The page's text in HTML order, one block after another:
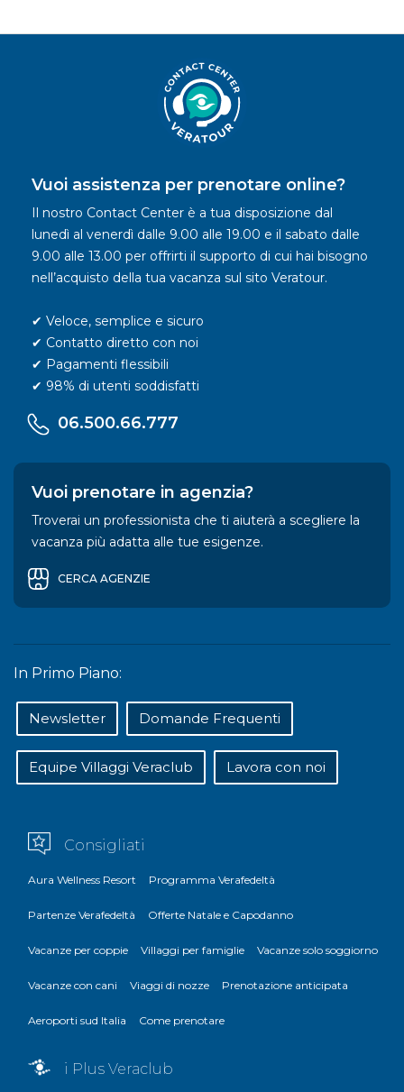
Vuoi assistenza per prenotare online?
Il nostro Contact Center è a tua disposizione dal
lunedì al venerdì dalle 9.00 alle 19.00 e il sabato dalle
9.00 alle 13.00 per offrirti il supporto di cui hai bisogno
nell’acquisto della tua vacanza sul sito Veratour.
✔ Veloce, semplice e sicuro
✔ Contatto diretto con noi
✔ Pagamenti flessibili
✔ 98% di utenti soddisfatti
06.500.66.777
Vuoi prenotare in agenzia?
Troverai un professionista che ti aiuterà a scegliere la
vacanza più adatta alle tue esigenze.
CERCA AGENZIE
In Primo Piano:
Newsletter Domande Frequenti
Equipe Villaggi Veraclub Lavora con noi
Consigliati
Aura Wellness Resort Programma Verafedeltà
Partenze Verafedeltà Offerte Natale e Capodanno
Vacanze per coppie Villaggi per famiglie Vacanze solo soggiorno
Vacanze con cani Viaggi di nozze Prenotazione anticipata
Aeroporti sud Italia Come prenotare
i Plus Veraclub